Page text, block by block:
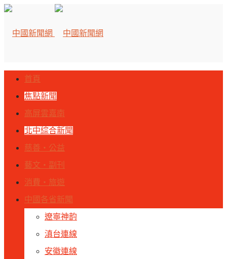
首頁
焦點新聞
高屏雲嘉南
北中綜合新聞
慈善‧公益
藝文‧副刊
消費‧旅遊
中國各省新聞
遼寧神韵
滇台連線
安徽連線